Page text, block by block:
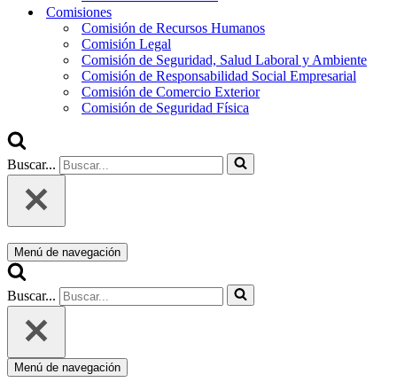
Comisiones
Comisión de Recursos Humanos
Comisión Legal
Comisión de Seguridad, Salud Laboral y Ambiente
Comisión de Responsabilidad Social Empresarial
Comisión de Comercio Exterior
Comisión de Seguridad Física
Buscar...
Menú de navegación
Buscar...
Menú de navegación